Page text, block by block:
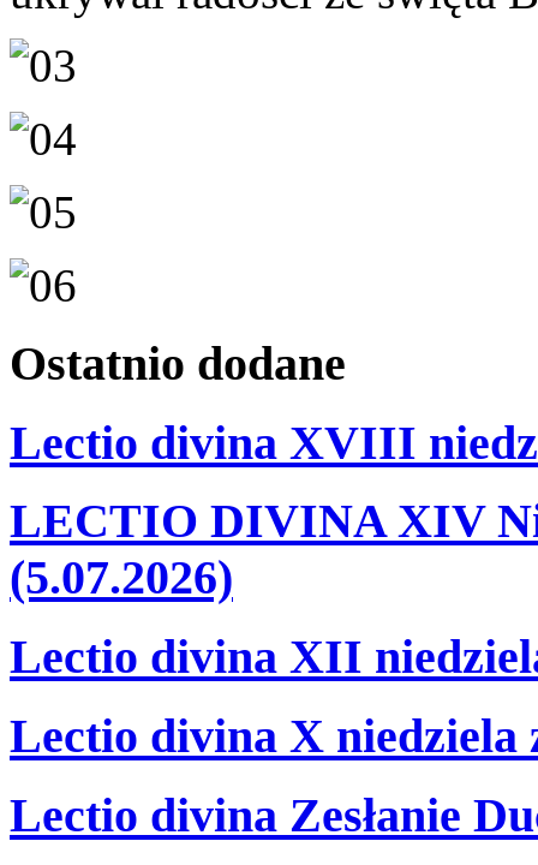
Ostatnio dodane
Lectio divina XVIII
LECTIO DIVINA XIV
(5.07.2026)
Lectio divina XII
Lectio divina X niedziela
Lectio divina Zesłanie